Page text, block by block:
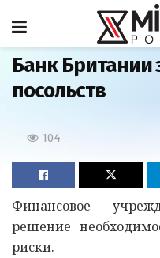
Главная
Банк Британии
посольств
104
Финансовое
решение
риски.